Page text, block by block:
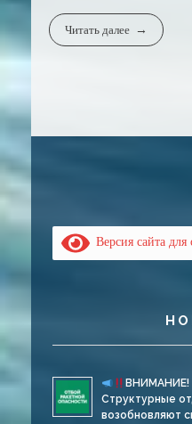
Читать далее
Версия сайта для
ВНИМАНИЕ!
Структурные
возобновляют